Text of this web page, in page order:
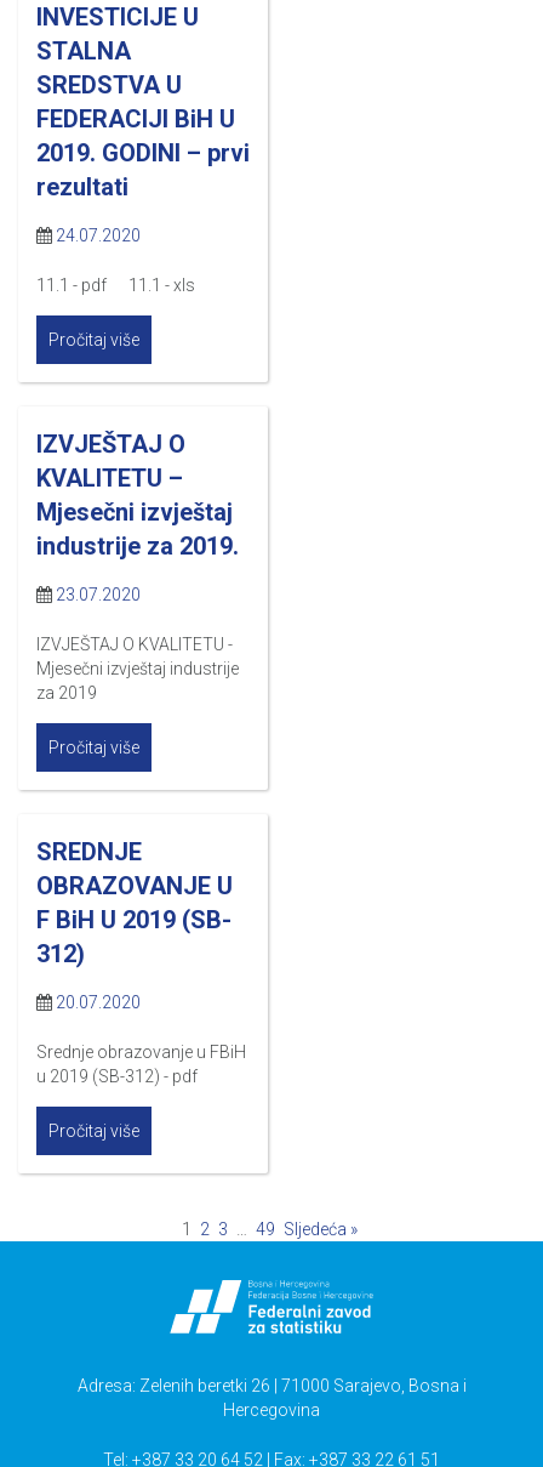
INVESTICIJE U
STALNA
SREDSTVA U
FEDERACIJI BiH U
2019. GODINI – prvi
rezultati
24.07.2020
11.1 - pdf 11.1 - xls
Pročitaj više
IZVJEŠTAJ O
KVALITETU –
Mjesečni izvještaj
industrije za 2019.
23.07.2020
IZVJEŠTAJ O KVALITETU -
Mjesečni izvještaj industrije
za 2019
Pročitaj više
SREDNJE
OBRAZOVANJE U
F BiH U 2019 (SB-
312)
20.07.2020
Srednje obrazovanje u FBiH
u 2019 (SB-312) - pdf
Pročitaj više
1 2 3 49 Sljedeća »
Adresa: Zelenih beretki 26 | 71000 Sarajevo, Bosna i
Hercegovina
Tel: +387 33 20 64 52 | Fax: +387 33 22 61 51